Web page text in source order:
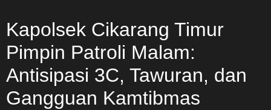
Kapolsek Cikarang Timur
Pimpin Patroli Malam:
Antisipasi 3C, Tawuran, dan
Gangguan Kamtibmas